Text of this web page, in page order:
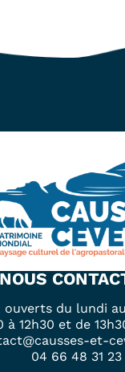
NOUS
ouverts du lundi
à 12h30 et de
et-
04 66 48 31 23